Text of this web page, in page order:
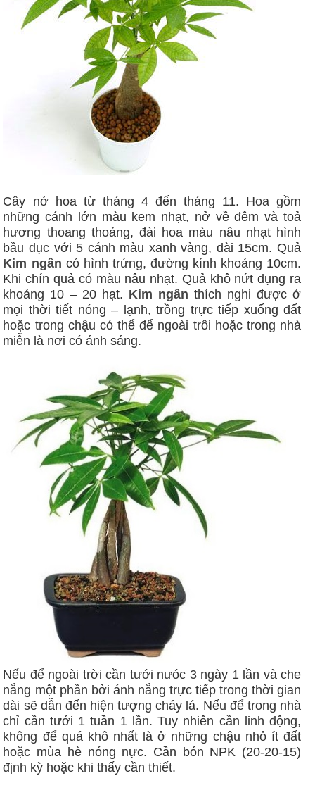
Cây nở hoa từ tháng 4 đến tháng 11. Hoa gồm
những cánh lớn màu kem nhạt, nở về đêm và toả
hương thoang thoảng, đài hoa màu nâu nhạt hình
bầu dục với 5 cánh màu xanh vàng, dài 15cm. Quả
Kim ngân có hình trứng, đường kính khoảng 10cm.
Khi chín quả có màu nâu nhạt. Quả khô nứt dụng ra
khoảng 10 – 20 hạt. Kim ngân thích nghi được ở
mọi thời tiết nóng – lạnh, trồng trực tiếp xuống đất
hoặc trong chậu có thể để ngoài trôi hoặc trong nhà
miễn là nơi có ánh sáng.
Nếu để ngoài trời cần tưới nưóc 3 ngày 1 lần và che
nắng một phần bởi ánh nắng trực tiếp trong thời gian
dài sẽ dẫn đến hiện tượng cháy lá. Nếu để trong nhà
chỉ cần tưới 1 tuần 1 lần. Tuy nhiên cần linh động,
không để quá khô nhất là ở những chậu nhỏ ít đất
hoặc mùa hè nóng nực. Cần bón NPK (20-20-15)
định kỳ hoặc khi thấy cần thiết.